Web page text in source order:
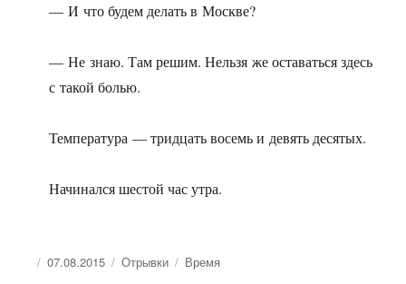
— И что будем делать в Москве?
— Не знаю. Там решим. Нельзя же оставаться здесь
с такой болью.
Температура — тридцать восемь и девять десятых.
Начинался шестой час утра.
Опубликовано
07.08.2015 Рубрики
Отрывки Метки
Время